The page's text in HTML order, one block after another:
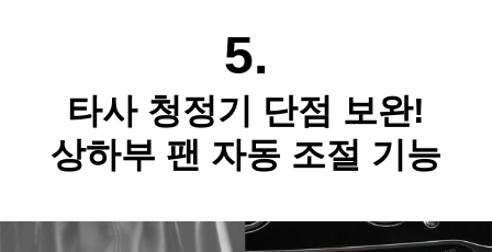
5.
타사 청정기 단점 보완!
상하부 팬 자동 조절 기능